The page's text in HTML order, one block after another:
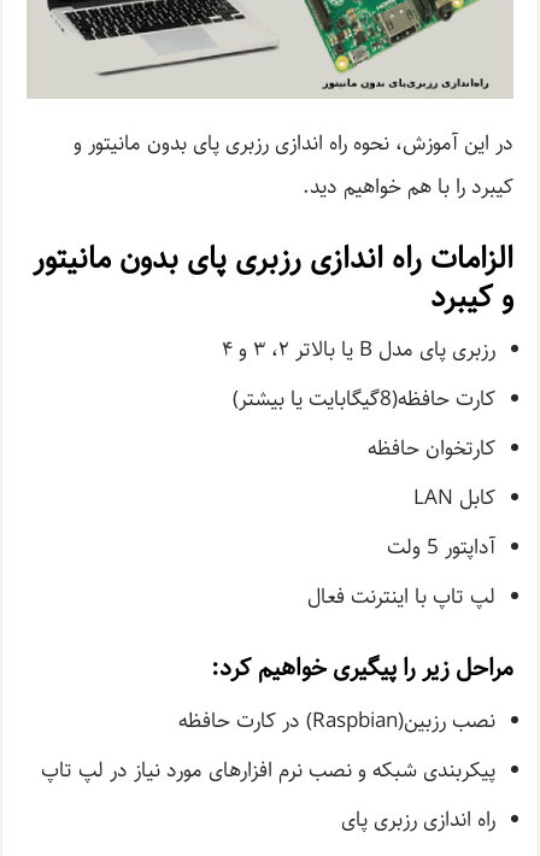
در این آموزش، نحوه راه اندازی رزبری پای بدون مانیتور و
کیبرد را با هم خواهیم دید.
الزامات راه اندازی رزبری پای بدون مانیتور
و کیبرد
رزبری پای مدل B یا بالاتر ۲، ۳ و ۴
کارت حافظه(8گیگابایت یا بیشتر)
کارتخوان حافظه
کابل LAN
آداپتور 5 ولت
لپ تاپ با اینترنت فعال
مراحل زیر را پیگیری خواهیم کرد:
نصب رزبین(Raspbian) در کارت حافظه
پیکربندی شبکه و نصب نرم افزارهای مورد نیاز در لپ تاپ
راه اندازی رزبری پای